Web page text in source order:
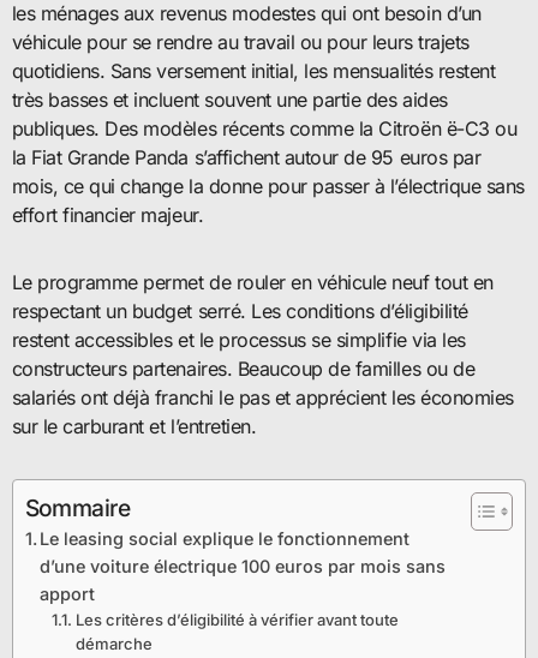
les ménages aux revenus modestes qui ont besoin d’un
véhicule pour se rendre au travail ou pour leurs trajets
quotidiens. Sans versement initial, les mensualités restent
très basses et incluent souvent une partie des aides
publiques. Des modèles récents comme la Citroën ë-C3 ou
la Fiat Grande Panda s’affichent autour de 95 euros par
mois, ce qui change la donne pour passer à l’électrique sans
effort financier majeur.
Le programme permet de rouler en véhicule neuf tout en
respectant un budget serré. Les conditions d’éligibilité
restent accessibles et le processus se simplifie via les
constructeurs partenaires. Beaucoup de familles ou de
salariés ont déjà franchi le pas et apprécient les économies
sur le carburant et l’entretien.
Sommaire
Le leasing social explique le fonctionnement
d’une voiture électrique 100 euros par mois sans
apport
Les critères d’éligibilité à vérifier avant toute
démarche